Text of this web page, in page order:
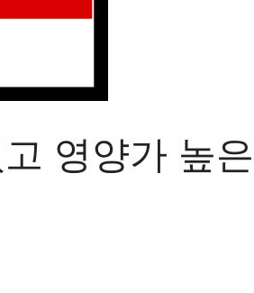
영양가 높은